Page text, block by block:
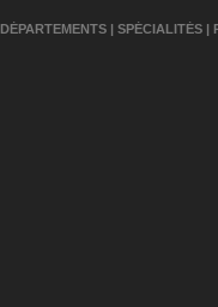
DÉPARTEMENTS | SPÉCIALITÉS |